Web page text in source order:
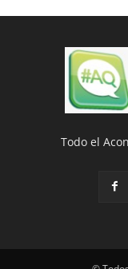
Todo el